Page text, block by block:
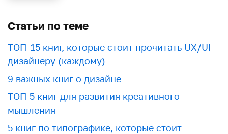
Статьи по теме
ТОП-15 книг, которые стоит прочитать UX/UI-
дизайнеру (каждому)
9 важных книг о дизайне
ТОП 5 книг для развития креативного
мышления
5 книг по типографике, которые стоит